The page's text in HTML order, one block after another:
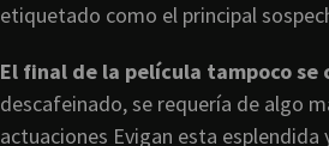
etiquetado como el principal
El final de la película tampoco
descafeinado, se requería de algo
actuaciones Evigan esta